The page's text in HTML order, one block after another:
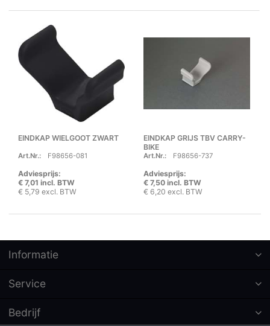
EINDKAP WIELGOOT ZWART
Art.Nr.: F98656-081
Adviesprijs:
€ 7,01 incl. BTW
€ 5,79 excl. BTW
EINDKAP GRIJS TBV CARRY-
BIKE
Art.Nr.: F98656-737
Adviesprijs:
€ 7,50 incl. BTW
€ 6,20 excl. BTW
Informatie
Service
Bedrijf